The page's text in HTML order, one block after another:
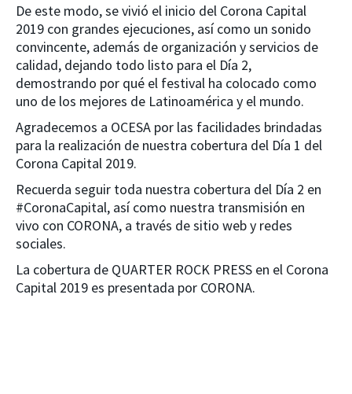
De este modo, se vivió el inicio del Corona Capital
2019 con grandes ejecuciones, así como un sonido
convincente, además de organización y servicios de
calidad, dejando todo listo para el Día 2,
demostrando por qué el festival ha colocado como
uno de los mejores de Latinoamérica y el mundo.
Agradecemos a OCESA por las facilidades brindadas
para la realización de nuestra cobertura del Día 1 del
Corona Capital 2019.
Recuerda seguir toda nuestra cobertura del Día 2 en
#CoronaCapital, así como nuestra transmisión en
vivo con CORONA, a través de sitio web y redes
sociales.
La cobertura de QUARTER ROCK PRESS en el Corona
Capital 2019 es presentada por CORONA.